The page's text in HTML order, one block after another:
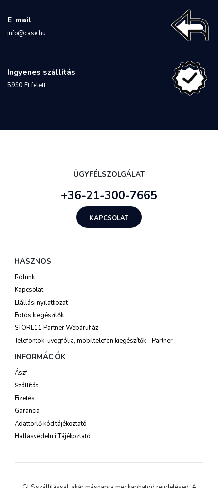
E-mail
info@case.hu
Ingyenes szállítás
5990 Ft felett
ÜGYFÉLSZOLGÁLAT
+36-21-300-7665
KAPCSOLAT
HASZNOS
Rólunk
Kapcsolat
Elállási nyilatkozat
Fotós kiegészítők
STORE11 Partner Webáruház
Telefontok, üvegfólia, mobiltelefon kiegészítők - Partner
INFORMÁCIÓK
Ászf
Szállítás
Fizetés
Garancia
Adattörlő kód tájékoztató
Hallásvédelmi Tájékoztató